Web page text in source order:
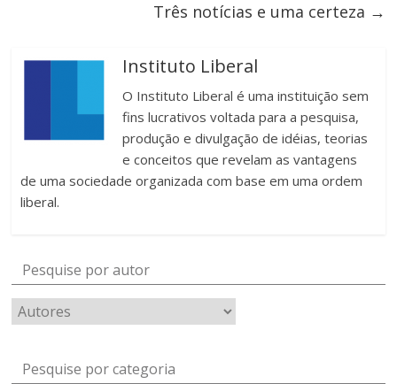
Três notícias e uma certeza →
Instituto Liberal
O Instituto Liberal é uma instituição sem
fins lucrativos voltada para a pesquisa,
produção e divulgação de idéias, teorias
e conceitos que revelam as vantagens
de uma sociedade organizada com base em uma ordem
liberal.
Pesquise por autor
Pesquise por categoria